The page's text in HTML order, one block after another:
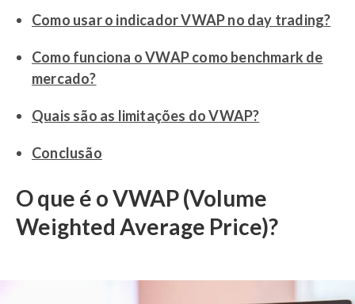
Como usar o indicador VWAP no day trading?
Como funciona o VWAP como benchmark de
mercado?
Quais são as limitações do VWAP?
Conclusão
O que é o VWAP (Volume
Weighted Average Price)?